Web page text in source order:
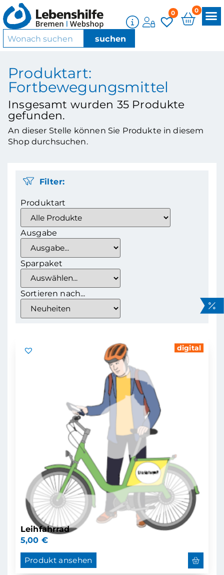
0 0
Produktart:
Fortbewegungsmittel
Insgesamt wurden 35 Produkte
gefunden.
An dieser Stelle können Sie Produkte in diesem
Shop durchsuchen.
Filter:
Produktart
Ausgabe
Sparpaket
Sortieren nach...
digital
Leihfahrrad
5,00 €
Produkt ansehen